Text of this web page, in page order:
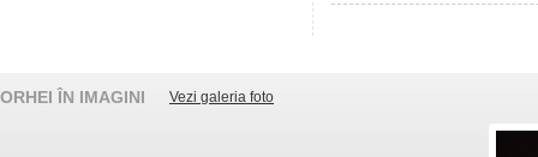
ORHEI ÎN IMAGINI Vezi galeria foto